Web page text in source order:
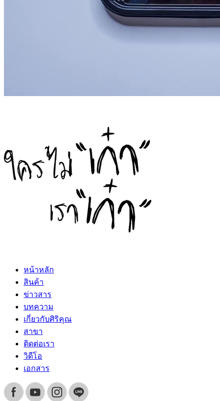
หน้าหลัก
สินค้า
ข่าวสาร
บทความ
เกี่ยวกับศิริคุณ
สาขา
ติดต่อเรา
วิดีโอ
เอกสาร